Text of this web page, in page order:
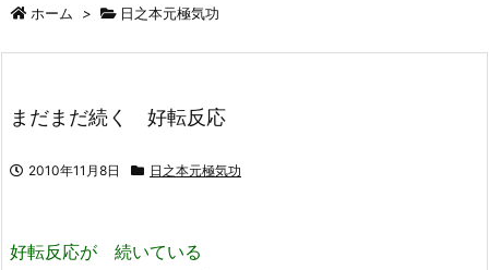
ホーム > 日之本元極気功
まだまだ続く 好転反応
2010年11月8日 日之本元極気功
好転反応が 続いている